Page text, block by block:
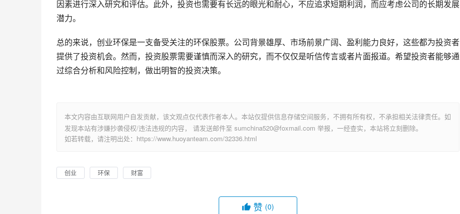
因素进行深入研究和评估。此外，投资也需要有长远的眼光和耐心，不应追求短期利润，而应考虑公司的长期发展
潜力。
总的来说，创业环保是一支备受关注的环保股票。公司背景雄厚、市场前景广阔、盈利能力良好，这些都为投资者
提供了投资机会。然而，投资股票需要谨慎而深入的研究，而不仅仅是听信传言或者片面报道。希望投资者能够通
过综合分析和风险控制，做出明智的投资决策。
本文内容由互联网用户自发贡献，该文观点仅代表作者本人。本站仅提供信息存储空间服务，不拥有所有权，不承担相关法律责任。如
发现本站有涉嫌抄袭侵权/违法违规的内容， 请发送邮件至 sumchina520@foxmail.com 举报，一经查实，本站将立刻删除。
如若转载，请注明出处：https://www.huoyanteam.com/32336.html
创业 环保 财富
赞 (0)